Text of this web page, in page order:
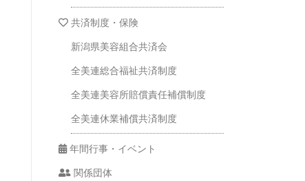
共済制度・保険
新潟県美容組合共済会
全美連総合福祉共済制度
全美連美容所賠償責任補償制度
全美連休業補償共済制度
年間行事・イベント
関係団体